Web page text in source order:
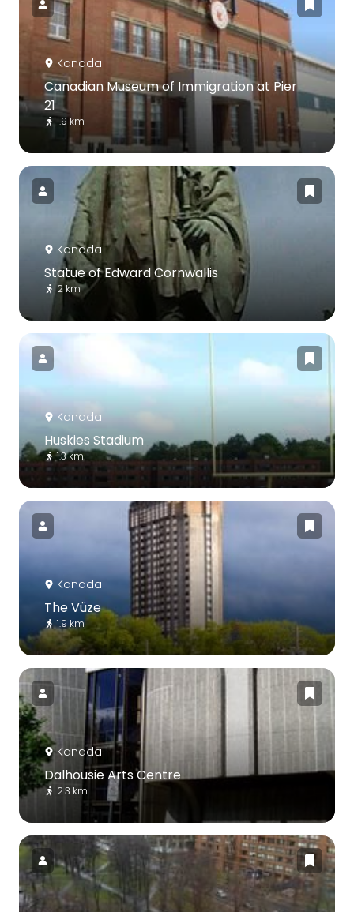
Kanada
Canadian Museum of Immigration at Pier
21
1.9 km
Kanada
Statue of Edward Cornwallis
2 km
Kanada
Huskies Stadium
1.3 km
Kanada
The Vüze
1.9 km
Kanada
Dalhousie Arts Centre
2.3 km